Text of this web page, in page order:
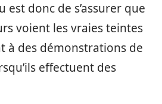
est donc de s’assurer que
voient les vraies teintes
à des démonstrations de
effectuent des